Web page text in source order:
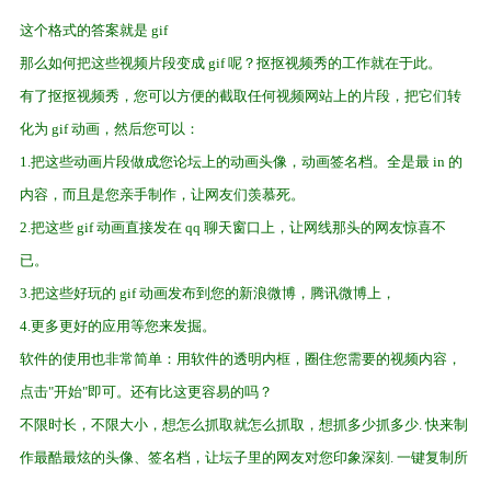
这个格式的答案就是 gif
那么如何把这些视频片段变成 gif 呢？抠抠视频秀的工作就在于此。
有了抠抠视频秀，您可以方便的截取任何视频网站上的片段，把它们转
化为 gif 动画，然后您可以：
1.把这些动画片段做成您论坛上的动画头像，动画签名档。全是最 in 的
内容，而且是您亲手制作，让网友们羡慕死。
2.把这些 gif 动画直接发在 qq 聊天窗口上，让网线那头的网友惊喜不
已。
3.把这些好玩的 gif 动画发布到您的新浪微博，腾讯微博上，
4.更多更好的应用等您来发掘。
软件的使用也非常简单：用软件的透明内框，圈住您需要的视频内容，
点击"开始"即可。还有比这更容易的吗？
不限时长，不限大小，想怎么抓取就怎么抓取，想抓多少抓多少. 快来制
作最酷最炫的头像、签名档，让坛子里的网友对您印象深刻. 一键复制所